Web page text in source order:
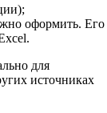
оформить. Его
для
источниках